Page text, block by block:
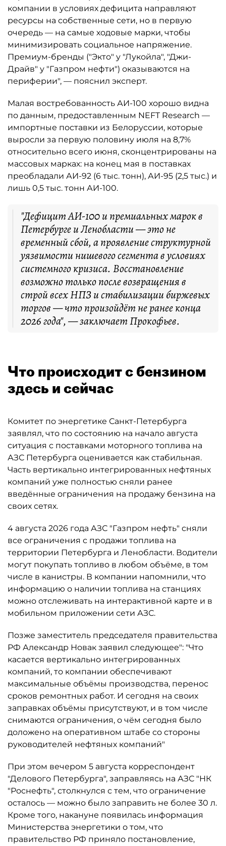
компании в условиях дефицита направляют
ресурсы на собственные сети, но в первую
очередь — на самые ходовые марки, чтобы
минимизировать социальное напряжение.
Премиум-бренды ("Экто" у "Лукойла", "Джи-
Драйв" у "Газпром нефти") оказываются на
периферии", — пояснил эксперт.
Малая востребованность АИ-100 хорошо видна
по данным, предоставленным NEFT Research —
импортные поставки из Белоруссии, которые
выросли за первую половину июля на 8,7%
относительно всего июня, сконцентрированы на
массовых марках: на конец мая в поставках
преобладали АИ-92 (6 тыс. тонн), АИ-95 (2,5 тыс.) и
лишь 0,5 тыс. тонн АИ-100.
"Дефицит АИ-100 и премиальных марок в
Петербурге и Ленобласти — это не
временный сбой, а проявление структурной
уязвимости нишевого сегмента в условиях
системного кризиса. Восстановление
возможно только после возвращения в
строй всех НПЗ и стабилизации биржевых
торгов — что произойдёт не ранее конца
2026 года", — заключает Прокофьев.
Что происходит с бензином
здесь и сейчас
Комитет по энергетике Санкт-Петербурга
заявлял, что по состоянию на начало августа
ситуация с поставками моторного топлива на
АЗС Петербурга оценивается как стабильная.
Часть вертикально интегрированных нефтяных
компаний уже полностью сняли ранее
введённые ограничения на продажу бензина на
своих сетях.
4 августа 2026 года АЗС "Газпром нефть" сняли
все ограничения с продажи топлива на
территории Петербурга и Ленобласти. Водители
могут покупать топливо в любом объёме, в том
числе в канистры. В компании напомнили, что
информацию о наличии топлива на станциях
можно отслеживать на интерактивной карте и в
мобильном приложении сети АЗС.
Позже заместитель председателя правительства
РФ Александр Новак заявил следующее": "Что
касается вертикально интегрированных
компаний, то компании обеспечивают
максимальные объёмы производства, перенос
сроков ремонтных работ. И сегодня на своих
заправках объёмы присутствуют, и в том числе
снимаются ограничения, о чём сегодня было
доложено на оперативном штабе со стороны
руководителей нефтяных компаний"
При этом вечером 5 августа корреспондент
"Делового Петербурга", заправляясь на АЗС "НК
"Роснефть", столкнулся с тем, что ограничение
осталось ­— можно было заправить не более 30 л.
Кроме того, накануне появилась информация
Министерства энергетики о том, что
правительство РФ приняло постановление,